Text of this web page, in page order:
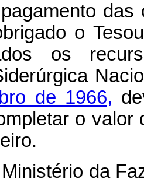
o
os
de 1966,
o
da